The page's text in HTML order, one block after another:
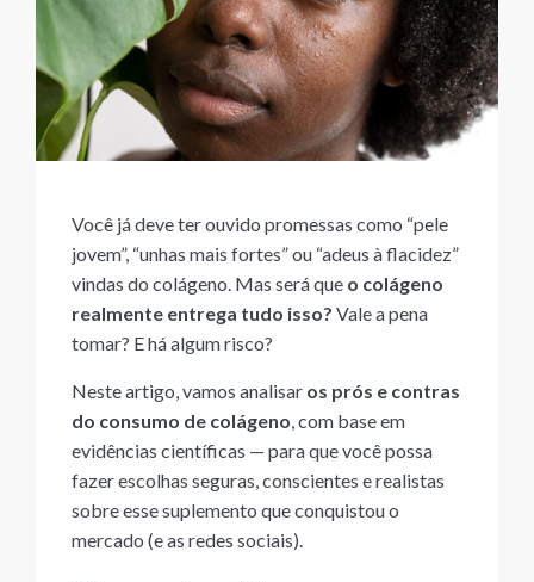
Você já deve ter ouvido promessas como “pele
jovem”, “unhas mais fortes” ou “adeus à flacidez”
vindas do colágeno. Mas será que o colágeno
realmente entrega tudo isso? Vale a pena
tomar? E há algum risco?
Neste artigo, vamos analisar os prós e contras
do consumo de colágeno , com base em
evidências científicas — para que você possa
fazer escolhas seguras, conscientes e realistas
sobre esse suplemento que conquistou o
mercado (e as redes sociais).